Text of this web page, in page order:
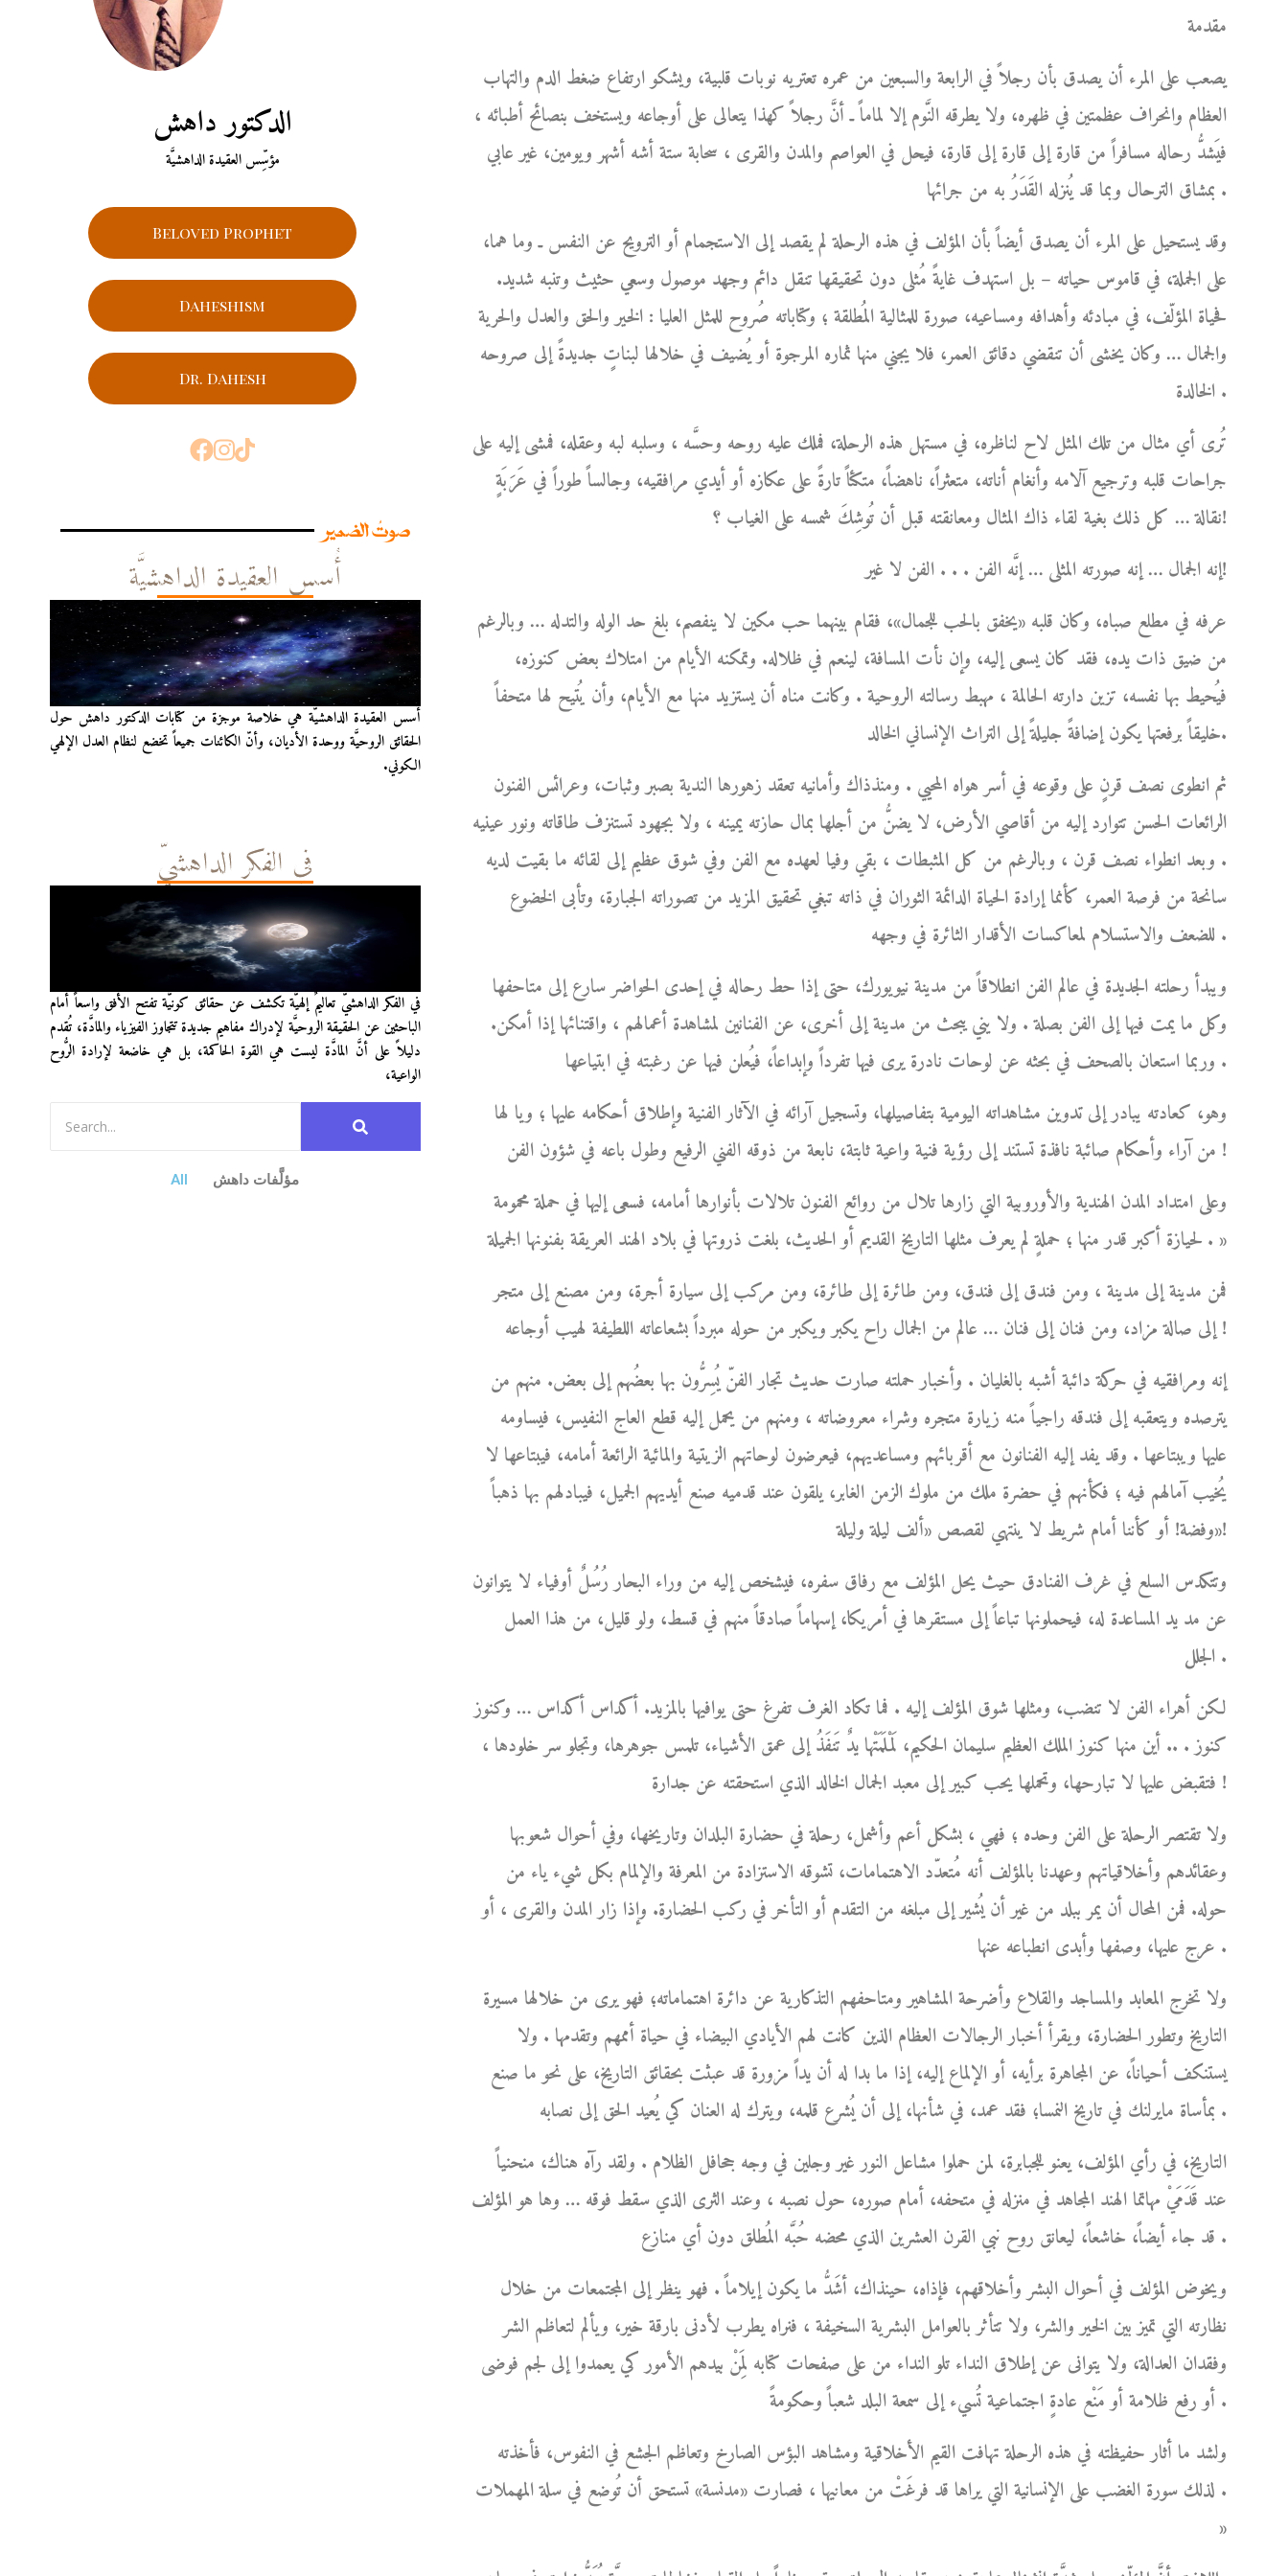
الدكتور داهش
مؤسِّس العقيدة الداهشيَّة
Beloved Prophet
Daheshism
Dr. Dahesh
صوتُ الضمير
أُسس العقيدة الداهشيَّة
أُسس العقيدة الداهشيّة هي خلاصة موجزة من كتابات الدكتور داهش حول
الحقائق الروحيَّة ووحدة الأديان، وأنّ الكائنات جميعاً تخضع لنظام العدل الإلهي
الكوني.
في الفكر الداهشيّ
في الفكر الداهشيّ تعاليمٌ إلهيَّة تكشف عن حقائق كونيَّة تفتح الأفق واسعاً أمام
الباحثين عن الحقيقة الروحيَّة لإدراك مفاهيم جديدة تتجاوز الفيزياء والمادَّة، تُقدم
دليلاً على أنَّ المادَّة ليست هي القوة الحاكمة، بل هي خاضعة لإرادة الرُّوح
الواعية،
All مؤلَّفات داهش
مقدمة
يصعب على المرء أن يصدق بأن رجلاً في الرابعة والسبعين من عمره تعتريه نوبات قلبية، ويشكو ارتفاع ضغط الدم والتهاب
العظام وانحراف عظمتين في ظهره، ولا يطرقه النَّوم إلا لماماً ـ أنَّ رجلاً كهذا يتعالى على أوجاعه ويستخف بنصائح أطبائه ،
فيَشدُّ رحاله مسافراً من قارة إلى قارة إلى قارة، فيحل في العواصم والمدن والقرى ، سحابة ستة أشه أشهر ويومين، غير عابي
بمشاق الترحال وبما قد يُنزله القَدَرُ به من جرائها .
وقد يستحيل على المرء أن يصدق أيضاً بأن المؤلف في هذه الرحلة لم يقصد إلى الاستجمام أو الترويح عن النفس ـ وما هما،
على الجملة، في قاموس حياته – بل استهدف غايةً مُثلى دون تحقيقها تنقل دائم وجهد موصول وسعي حثيث وتنبه شديد.
فحياة المؤلّف، في مبادئه وأهدافه ومساعيه، صورة للمثالية المُطلقة ؛ وكتاباته صُروح للمثل العليا : الخير والحق والعدل والحرية
والجمال … وكان يخشى أن تنقضي دقائق العمر، فلا يجني منها ثماره المرجوة أو يُضيف في خلالها لبناتٍ جديدةً إلى صروحه
الخالدة .
تُرى أي مثال من تلك المثل لاح لناظره، في مستهل هذه الرحلة، فملك عليه روحه وحسَّه ، وسلبه لبه وعقله، فمشى إليه على
جراحات قلبه وترجيع آلامه وأنغام أناته، متعثراً، ناهضاً، متكئاً تارةً على عكازه أو أيدي مرافقيه، وجالساً طوراً في عَرَبَةٍ
نقالة … كل ذلك بغية لقاء ذاك المثال ومعانقته قبل أن تُوشِكَ شمسه على الغياب ؟!
إنه الجمال … إنه صورته المثلى … إنَّه الفن . . . الفن لا غير!
عرفه في مطلع صباه، وكان قلبه «يخفق بالحب للجمال»، فقام بينهما حب مكين لا ينفصم، بلغ حد الوله والتدله … وبالرغم
من ضيق ذات يده، فقد كان يسعى إليه، وإن نأت المسافة، لينعم في ظلاله. وتمكنه الأيام من امتلاك بعض كنوزه،
فيُحيط بها نفسه، تزين دارته الحالمة ، مهبط رسالته الروحية . وكانت مناه أن يستزيد منها مع الأيام، وأن يُتيح لها متحفاً
خليقاً برفعتها يكون إضافةً جليلةً إلى التراث الإنساني الخالد.
ثم انطوى نصف قرنٍ على وقوعه في أسر هواه المحيي . ومنذذاك وأمانيه تعقد زهورها الندية بصبر وثبات، وعرائس الفنون
الرائعات الحسن تتوارد إليه من أقاصي الأرض، لا يضنُّ من أجلها بمال حازته يمينه ، ولا بجهود تستنزف طاقاته ونور عينيه
. وبعد انطواء نصف قرن ، وبالرغم من كل المثبطات ، بقي وفيا لعهده مع الفن وفي شوق عظيم إلى لقائه ما بقيت لديه
سانحة من فرصة العمر، كأنما إرادة الحياة الدائمة الثوران في ذاته تبغي تحقيق المزيد من تصوراته الجبارة، وتأبى الخضوع
للضعف والاستسلام لمعاكسات الأقدار الثائرة في وجهه .
ويبدأ رحلته الجديدة في عالم الفن انطلاقاً من مدينة نيويورك، حتى إذا حط رحاله في إحدى الحواضر سارع إلى متاحفها
وكل ما يمت فيها إلى الفن بصلة . ولا يني يبحث من مدينة إلى أخرى، عن الفنانين لمشاهدة أعمالهم ، واقتنائها إذا أمكن.
وربما استعان بالصحف في بحثه عن لوحات نادرة يرى فيها تفرداً وإبداعاً، فيُعلن فيها عن رغبته في ابتياعها .
وهو، كعادته يبادر إلى تدوين مشاهداته اليومية بتفاصيلها، وتسجيل آرائه في الآثار الفنية وإطلاق أحكامه عليها ؛ ويا لها
من آراء وأحكام صائبة نافذة تستند إلى رؤية فنية واعية ثابتة، نابعة من ذوقه الفني الرفيع وطول باعه في شؤون الفن !
وعلى امتداد المدن الهندية والأوروبية التي زارها تلال من روائع الفنون تلالات بأنوارها أمامه، فسعى إليها في حملة محمومة
لحيازة أكبر قدر منها ؛ حملةٍ لم يعرف مثلها التاريخ القديم أو الحديث، بلغت ذروتها في بلاد الهند العريقة بفنونها الجميلة . »
فمن مدينة إلى مدينة ، ومن فندق إلى فندق، ومن طائرة إلى طائرة، ومن مركب إلى سيارة أجرة، ومن مصنع إلى متجر
إلى صالة مزاد، ومن فنان إلى فنان … عالم من الجمال راح يكبر ويكبر من حوله مبرداً بشعاعاته اللطيفة لهيب أوجاعه !
إنه ومرافقيه في حركة دائبة أشبه بالغليان . وأخبار حملته صارت حديث تجار الفنّ يُسِرُّون بها بعضُهم إلى بعض. منهم من
يترصده ويتعقبه إلى فندقه راجياً منه زيارة متجره وشراء معروضاته ، ومنهم من يحمل إليه قطع العاج النفيس، فيساومه
عليها ويبتاعها . وقد يفد إليه الفنانون مع أقربائهم ومساعديهم، فيعرضون لوحاتهم الزيتية والمائية الرائعة أمامه، فيبتاعها لا
يُخيب آمالهم فيه ؛ فكأنهم في حضرة ملك من ملوك الزمن الغابر، يلقون عند قدميه صنع أيديهم الجميل، فيبادلهم بها ذهباً
وفضة! أو كأننا أمام شريط لا ينتهي لقصص «ألف ليلة وليلة»!
وتتكدس السلع في غرف الفنادق حيث يحل المؤلف مع رفاق سفره، فيشخص إليه من وراء البحار رُسُلٌ أوفياء لا يتوانون
عن مد يد المساعدة له، فيحملونها تباعاً إلى مستقرها في أمريكا، إسهاماً صادقاً منهم في قسط، ولو قليل، من هذا العمل
الجلل .
لكن أهراء الفن لا تنضب، ومثلها شوق المؤلف إليه . فما تكاد الغرف تفرغ حتى يوافيها بالمزيد. أكداس أكداس … وكنوز
كنوز . .. أين منها كنوز الملك العظيم سليمان الحكيم، لَمْلَمَتْها يدٌ تَنفَذُ إلى عمق الأشياء، تلمس جوهرها، وتجلو سر خلودها ،
فتقبض عليها لا تبارحها، وتحملها يحب كبير إلى معبد الجمال الخالد الذي استحقته عن جدارة !
ولا تقتصر الرحلة على الفن وحده ؛ فهي ، بشكل أعم وأشمل، رحلة في حضارة البلدان وتاريخها، وفي أحوال شعوبها
وعقائدهم وأخلاقياتهم وعهدنا بالمؤلف أنه مُتعدّد الاهتمامات، تشوقه الاستزادة من المعرفة والإلمام بكل شيء ياء من
حوله. فمن المحال أن يمر ببلد من غير أن يُشير إلى مبلغه من التقدم أو التأخر في ركب الحضارة. وإذا زار المدن والقرى ، أو
عرج عليها، وصفها وأبدى انطباعه عنها .
ولا تخرج المعابد والمساجد والقلاع وأضرحة المشاهير ومتاحفهم التذكارية عن دائرة اهتماماته؛ فهو يرى من خلالها مسيرة
التاريخ وتطور الحضارة، ويقرأ أخبار الرجالات العظام الذين كانت لهم الأيادي البيضاء في حياة أممهم وتقدمها . ولا
يستنكف أحياناً، عن المجاهرة برأيه، أو الإلماع إليه، إذا ما بدا له أن يداً مزورة قد عبثت بحقائق التاريخ، على نحو ما صنع
بمأساة مايرلنك في تاريخ النمسا؛ فقد عمد، في شأنها، إلى أن يُشرع قلمه، ويترك له العنان كي يُعيد الحق إلى نصابه .
التاريخ، في رأي المؤلف، يعنو للجبابرة، لمن حملوا مشاعل النور غير وجلين في وجه جحافل الظلام . ولقد رآه هناك، منحنياً
عند قَدَمَيْ مهاتما الهند المجاهد في منزله في متحفه، أمام صوره، حول نصبه ، وعند الثرى الذي سقط فوقه … وها هو المؤلف
قد جاء أيضاً، خاشعاً، ليعانق روح نبي القرن العشرين الذي محضه حُبَّه المُطلق دون أي منازع .
ويخوض المؤلف في أحوال البشر وأخلاقهم، فإذاه، حينذاك، أشَدُّ ما يكون إيلاماً . فهو ينظر إلى المجتمعات من خلال
نظارته التي تميز بين الخير والشر، ولا تتأثر بالعوامل البشرية السخيفة ، فنراه يطرب لأدنى بارقة خير، ويألم لتعاظم الشر
وفقدان العدالة، ولا يتوانى عن إطلاق النداء تلو النداء من على صفحات كتابه لِمَنْ بيدهم الأمور كي يعمدوا إلى لجم فوضى
أو رفع ظلامة أو مَنْع عادةٍ اجتماعية تُسيء إلى سمعة البلد شعباً وحكومةً .
ولشد ما أثار حفيظته في هذه الرحلة تهافت القيم الأخلاقية ومشاهد البؤس الصارخ وتعاظم الجشع في النفوس، فأخذته
لذلك سورة الغضب على الإنسانية التي يراها قد فرغَتْ من معانيها ، فصارت «مدنسة» تستحق أن تُوضع في سلة المهملات .
»